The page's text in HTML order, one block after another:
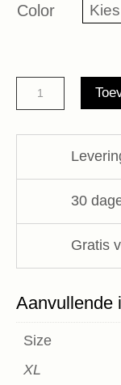
Color
track
jacket
30
Gratis
Aanvullende
Size
XL